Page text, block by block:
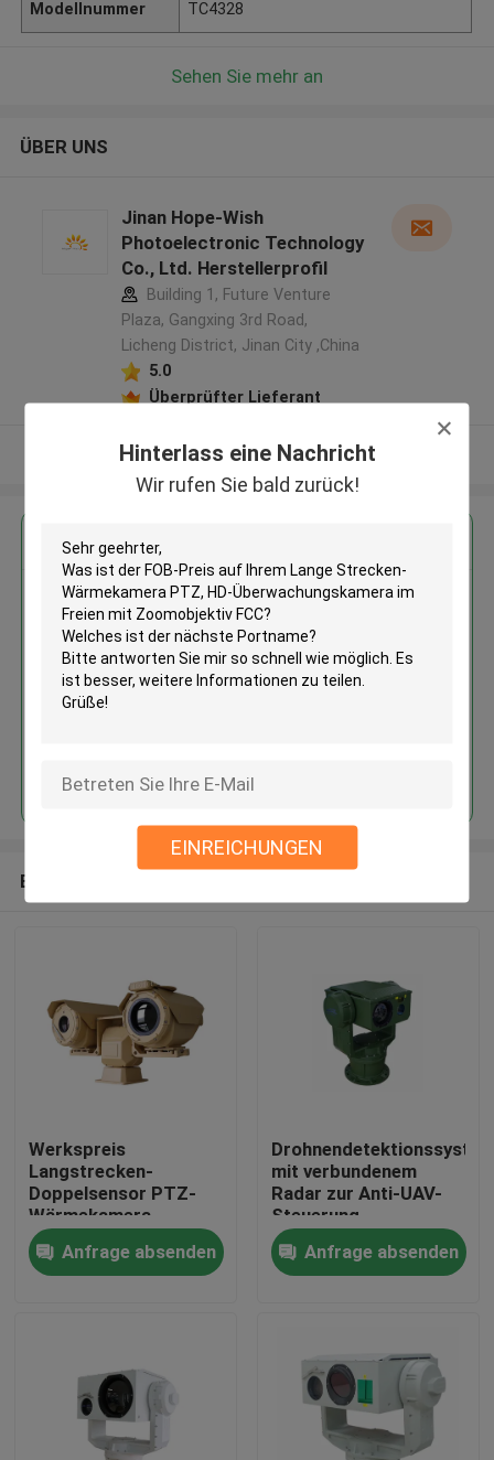
Hinterlass eine Nachricht
Wir rufen Sie bald zurück!
EINREICHUNGEN
Produkte
Über uns
Modellnummer TC4328
Sehen Sie mehr an
ÜBER UNS
Jinan Hope-Wish
Photoelectronic Technology
Co., Ltd. Herstellerprofil
Building 1, Future Venture
Plaza, Gangxing 3rd Road,
Licheng District, Jinan City ,China
5.0
Überprüfter Lieferant
Sehen Sie mehr an
Erhalten Sie den besten Preis für
Lange Strecken-Wärmekamera
PTZ, HD-Überwachungskamera
im Freien mit Zoomobjektiv FCC
Empfohlene Produkte
Werkspreis
Langstrecken-
Doppelsensor PTZ-
Wärmekamera
Anfrage absenden
Drohnendetektionssystem
mit verbundenem
Radar zur Anti-UAV-
Steuerung
Anfrage absenden